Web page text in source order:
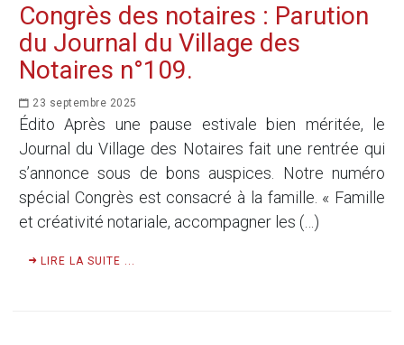
Congrès des notaires : Parution
du Journal du Village des
Notaires n°109.
23 septembre 2025
Édito Après une pause estivale bien méritée, le
Journal du Village des Notaires fait une rentrée qui
s’annonce sous de bons auspices. Notre numéro
spécial Congrès est consacré à la famille. « Famille
et créativité notariale, accompagner les (…)
LIRE LA SUITE ...